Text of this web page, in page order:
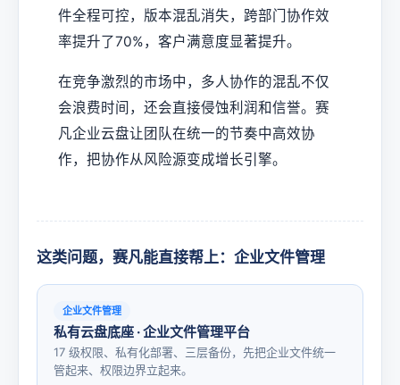
件全程可控，版本混乱消失，跨部门协作效
率提升了70%，客户满意度显著提升。
在竞争激烈的市场中，多人协作的混乱不仅
会浪费时间，还会直接侵蚀利润和信誉。赛
凡企业云盘让团队在统一的节奏中高效协
作，把协作从风险源变成增长引擎。
这类问题，赛凡能直接帮上：企业文件管理
企业文件管理
私有云盘底座 · 企业文件管理平台
17 级权限、私有化部署、三层备份，先把企业文件统一
管起来、权限边界立起来。